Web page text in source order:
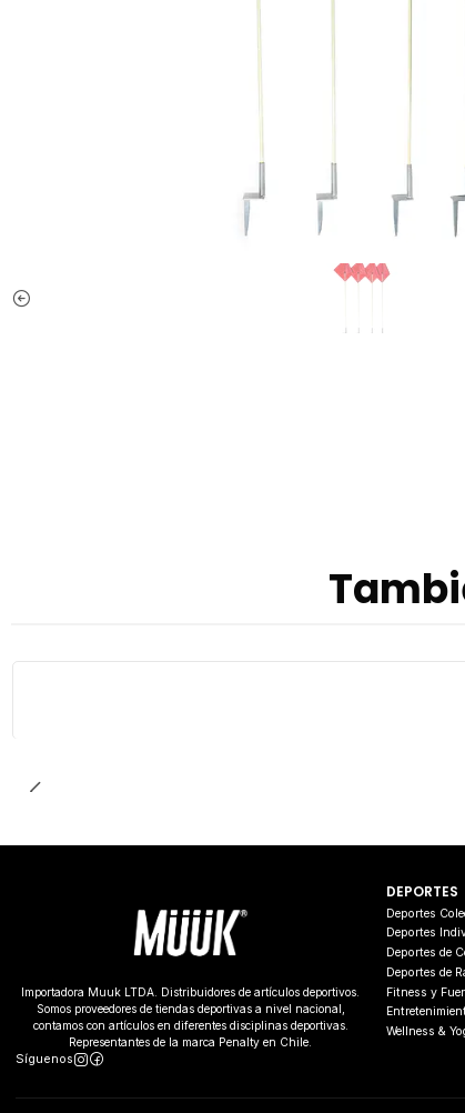
Importadora Muuk LTDA. Distribuidores de artículos deportivos.
Somos proveedores de tiendas deportivas a nivel nacional,
contamos con artículos en diferentes disciplinas deportivas.
Representantes de la marca Penalty en Chile.
Síguenos
DEPORTES
Deportes
Deportes
Deportes de
Deportes de
Fitness y
Wellness &